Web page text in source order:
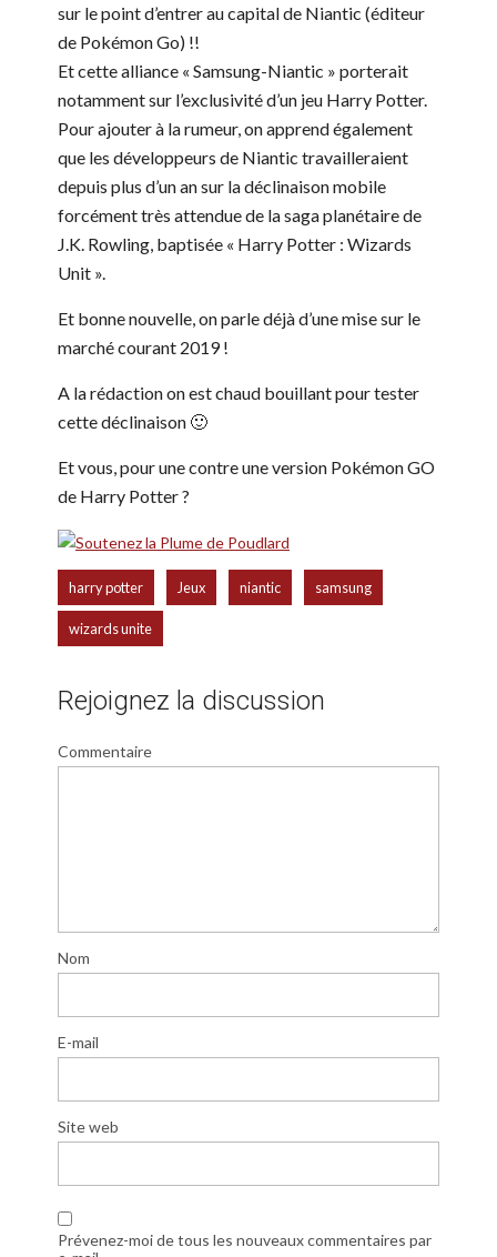
sur le point d’entrer au capital de Niantic (éditeur
de Pokémon Go) !!
Et cette alliance « Samsung-Niantic » porterait
notamment sur l’exclusivité d’un jeu Harry Potter.
Pour ajouter à la rumeur, on apprend également
que les développeurs de Niantic travailleraient
depuis plus d’un an sur la déclinaison mobile
forcément très attendue de la saga planétaire de
J.K. Rowling, baptisée « Harry Potter : Wizards
Unit ».
Et bonne nouvelle, on parle déjà d’une mise sur le
marché courant 2019 !
A la rédaction on est chaud bouillant pour tester
cette déclinaison 🙂
Et vous, pour une contre une version Pokémon GO
de Harry Potter ?
harry potter Jeux niantic samsung
wizards unite
Rejoignez la discussion
Commentaire
Nom
E-mail
Site web
Prévenez-moi de tous les nouveaux commentaires par